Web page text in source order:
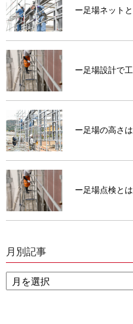
ー足場ネット
ー足場設計で
ー足場の高さ
ー足場点検と
月別記事